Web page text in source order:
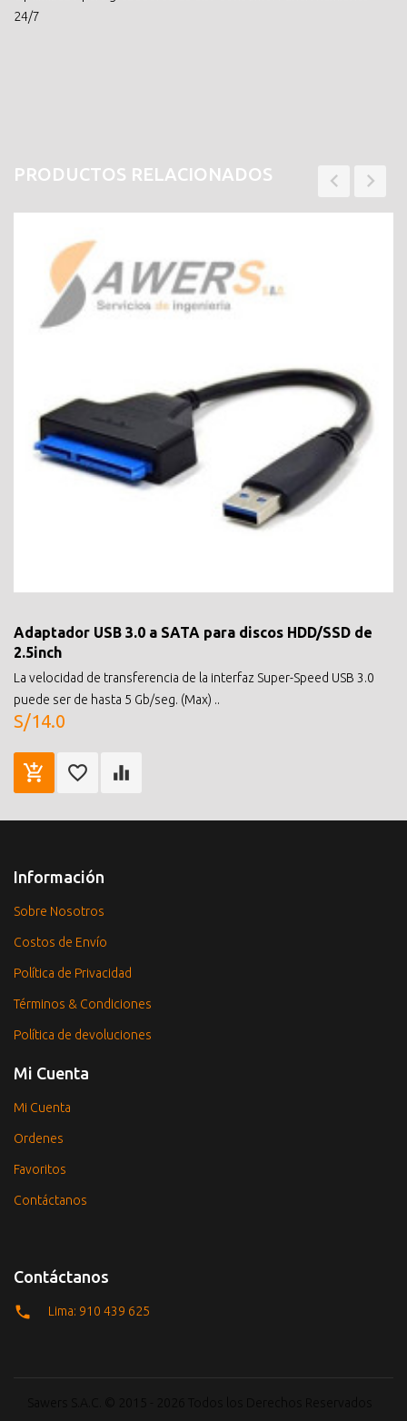
24/7
PRODUCTOS RELACIONADOS
Adaptador USB 3.0 a SATA para discos HDD/SSD de
2.5inch
La velocidad de transferencia de la interfaz Super-Speed USB 3.0
puede ser de hasta 5 Gb/seg. (Max) ..
S/14.0
Información
Sobre Nosotros
Costos de Envío
Política de Privacidad
Términos & Condiciones
Política de devoluciones
Mi Cuenta
Mi Cuenta
Ordenes
Favoritos
Contáctanos
Contáctanos
Lima: 910 439 625